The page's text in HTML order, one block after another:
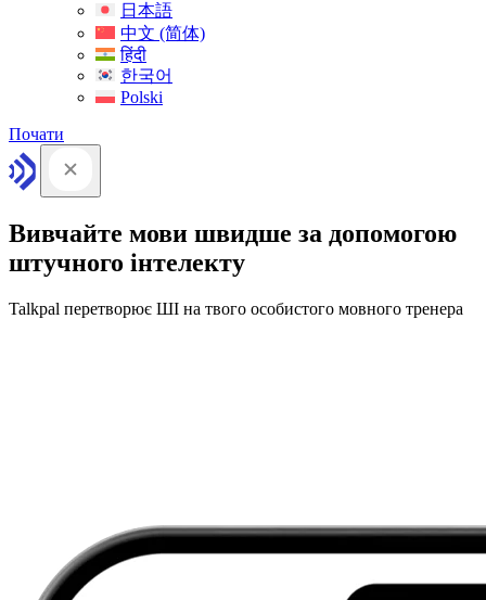
日本語
中文 (简体)
हिंदी
한국어
Polski
Почати
Вивчайте мови швидше за допомогою
штучного інтелекту
Talkpal перетворює ШІ на твого особистого мовного тренера